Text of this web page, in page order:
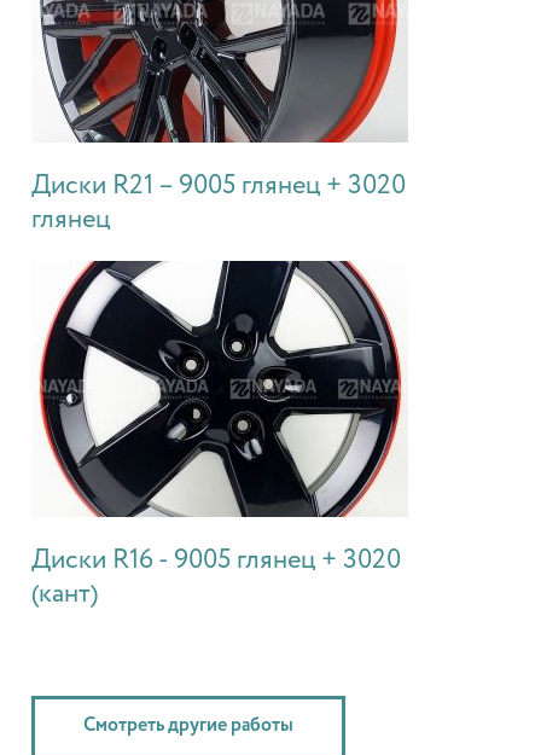
Диски R21 – 9005 глянец + 3020
глянец
Диски R16 - 9005 глянец + 3020
(кант)
Смотреть другие работы